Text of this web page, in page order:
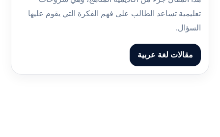
تعليمية تساعد الطالب على فهم الفكرة التي يقوم عليها
السؤال.
مقالات لغة عربية